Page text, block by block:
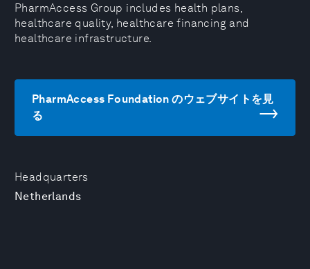
Headquarters
Netherlands
PharmAccess Group includes health plans,
healthcare quality, healthcare financing and
healthcare infrastructure.
PharmAccess Foundation のウェブサイトを見
る